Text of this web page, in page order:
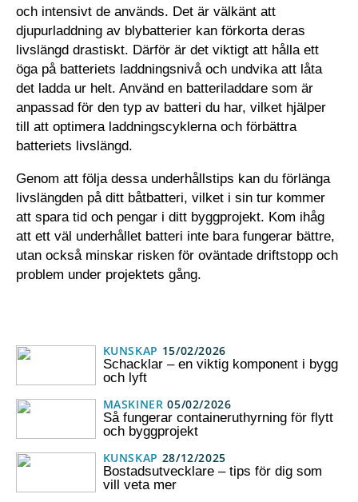
och intensivt de används. Det är välkänt att
djupurladdning av blybatterier kan förkorta deras
livslängd drastiskt. Därför är det viktigt att hålla ett
öga på batteriets laddningsnivå och undvika att låta
det ladda ur helt. Använd en batteriladdare som är
anpassad för den typ av batteri du har, vilket hjälper
till att optimera laddningscyklerna och förbättra
batteriets livslängd.
Genom att följa dessa underhållstips kan du förlänga
livslängden på ditt båtbatteri, vilket i sin tur kommer
att spara tid och pengar i ditt byggprojekt. Kom ihåg
att ett väl underhållet batteri inte bara fungerar bättre,
utan också minskar risken för oväntade driftstopp och
problem under projektets gång.
KUNSKAP 15/02/2026
Schacklar – en viktig komponent i bygg
och lyft
MASKINER 05/02/2026
Så fungerar containeruthyrning för flytt
och byggprojekt
KUNSKAP 28/12/2025
Bostadsutvecklare – tips för dig som
vill veta mer